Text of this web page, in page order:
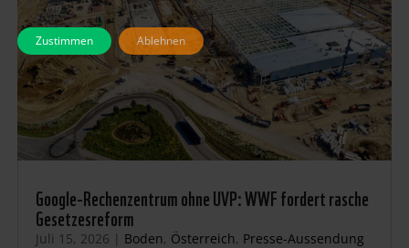
Google-Rechenzentrum ohne UVP: WWF fordert rasche
Gesetzesreform
Juli 15, 2026 | Boden, Österreich, Presse-Aussendung
Zustimmen Ablehnen